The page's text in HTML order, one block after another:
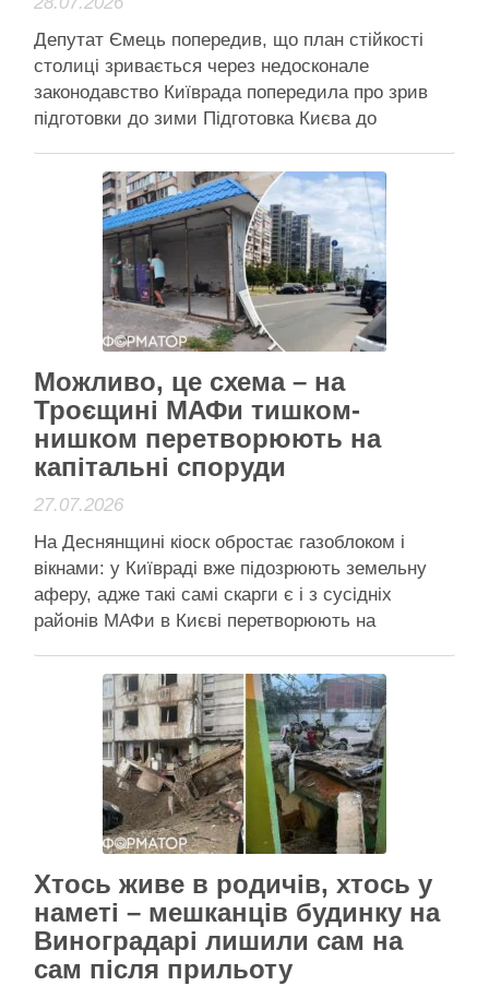
Депутат Ємець попередив, що план стійкості
столиці зривається через недосконале
законодавство Київрада попередила про зрив
підготовки до зими Підготовка Києва до
через недосконале законодавство, яке заважає
оперативно вводити в експлуатацію резервні
джерела енергопостачання в умовах війни. Без
змін до законодавства реалізувати план
стійкості столиці до початку …
Читати даліАктивісти району
Можливо, це схема – на
Троєщині МАФи тишком-
нишком перетворюють на
капітальні споруди
27.07.2026
На Деснянщині кіоск обростає газоблоком і
вікнами: у Київраді вже підозрюють земельну
аферу, адже такі самі скарги є і з сусідніх
районів МАФи в Києві перетворюють на
газоблоком. Фото: Facebook Вікторія Пташник У
Деснянському районі Києва звичайний кіоск-
МАФ на вулиці Олександри Екстер, 16 раптово
почав …
Читати далі
Активісти району
Хтось живе в родичів, хтось у
наметі – мешканців будинку на
Виноградарі лишили сам на
сам після прильоту